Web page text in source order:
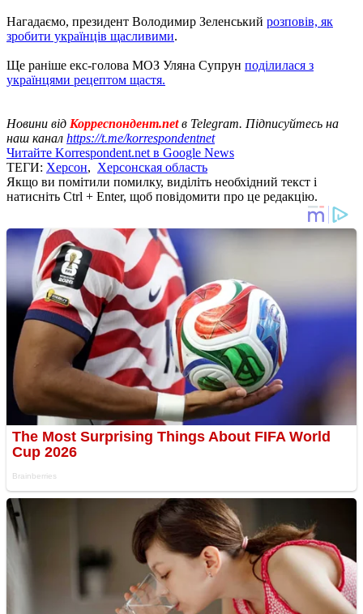
Нагадаємо, президент Володимир Зеленський розповів, як
зробити українців щасливими.
Ще раніше екс-голова МОЗ Уляна Супрун поділилася з
українцями рецептом щастя.
Новини від Корреспондент.netв Telegram. Підписуйтесь на
наш канал https://t.me/korrespondentnet
Читайте Korrespondent.net в Google News
ТЕГИ: Херсон, Херсонская область
Якщо ви помітили помилку, виділіть необхідний текст і
натисніть Ctrl + Enter, щоб повідомити про це редакцію.